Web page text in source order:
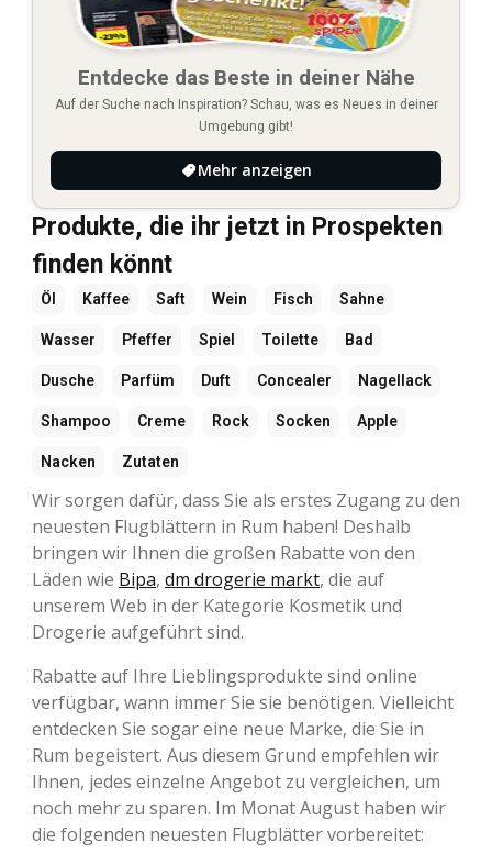
Entdecke das Beste in deiner Nähe
Auf der Suche nach Inspiration? Schau, was es Neues in deiner
Umgebung gibt!
Mehr anzeigen
Produkte, die ihr jetzt in Prospekten
finden könnt
Öl Kaffee Saft Wein Fisch Sahne
Wasser Pfeffer Spiel Toilette Bad
Dusche Parfüm Duft Concealer Nagellack
Shampoo Creme Rock Socken Apple
Nacken Zutaten
Wir sorgen dafür, dass Sie als erstes Zugang zu den
neuesten Flugblättern in Rum haben! Deshalb
bringen wir Ihnen die großen Rabatte von den
Läden wie Bipa, dm drogerie markt, die auf
unserem Web in der Kategorie Kosmetik und
Drogerie aufgeführt sind.
Rabatte auf Ihre Lieblingsprodukte sind online
verfügbar, wann immer Sie sie benötigen. Vielleicht
entdecken Sie sogar eine neue Marke, die Sie in
Rum begeistert. Aus diesem Grund empfehlen wir
Ihnen, jedes einzelne Angebot zu vergleichen, um
noch mehr zu sparen. Im Monat August haben wir
die folgenden neuesten Flugblätter vorbereitet: